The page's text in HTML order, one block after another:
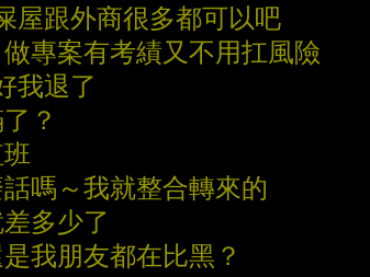
跟外商很多都可以吧
專案有考績又不用扛風險
我退了
？
嗎～我就整合轉來的
多少了
我朋友都在比黑？